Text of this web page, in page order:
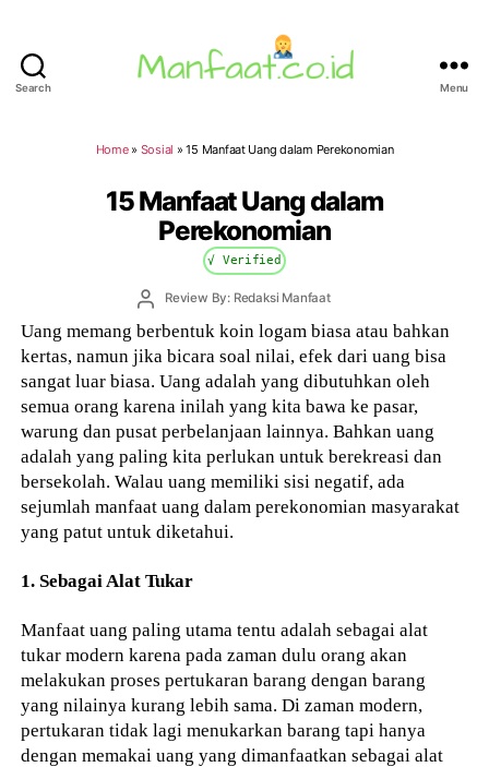
Search Menu
Home» Sosial »15 Manfaat Uang dalam Perekonomian
15 Manfaat Uang dalam
Perekonomian
√ Verified
PostReview By: Redaksi Manfaat
Uang memang berbentuk koin logam biasa atau bahkan
kertas, namun jika bicara soal nilai, efek dari uang bisa
sangat luar biasa. Uang adalah yang dibutuhkan oleh
semua orang karena inilah yang kita bawa ke pasar,
warung dan pusat perbelanjaan lainnya. Bahkan uang
adalah yang paling kita perlukan untuk berekreasi dan
bersekolah. Walau uang memiliki sisi negatif, ada
sejumlah manfaat uang dalam perekonomian masyarakat
yang patut untuk diketahui.
1. Sebagai Alat Tukar
Manfaat uang paling utama tentu adalah sebagai alat
tukar modern karena pada zaman dulu orang akan
melakukan proses pertukaran barang dengan barang
yang nilainya kurang lebih sama. Di zaman modern,
pertukaran tidak lagi menukarkan barang tapi hanya
dengan memakai uang yang dimanfaatkan sebagai alat